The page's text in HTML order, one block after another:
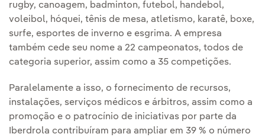
rugby, canoagem, badminton, futebol, handebol,
voleibol, hóquei, tênis de mesa, atletismo, karatê, boxe,
surfe, esportes de inverno e esgrima. A empresa
também cede seu nome a 22 campeonatos, todos de
categoria superior, assim como a 35 competições.
Paralelamente a isso, o fornecimento de recursos,
instalações, serviços médicos e árbitros, assim como a
promoção e o patrocínio de iniciativas por parte da
Iberdrola contribuíram para ampliar em 39 % o número